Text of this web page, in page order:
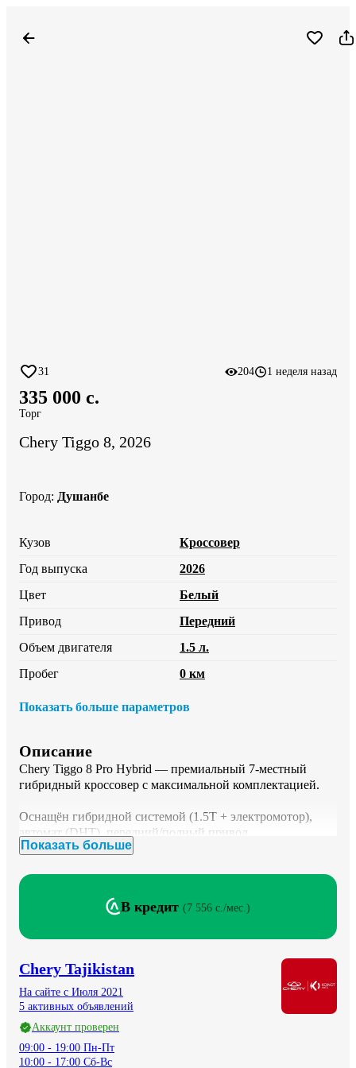
31 204 1 неделя назад
335 000 c.
Торг
Chery Tiggo 8, 2026
Город: Душанбе
Кузов
Кроссовер
Год выпуска
2026
Цвет
Белый
Привод
Передний
Объем двигателя
1.5 л.
Пробег
0 км
Показать больше параметров
Описание
Chery Tiggo 8 Pro Hybrid — премиальный 7-местный
гибридный кроссовер с максимальной комплектацией.
Оснащён гибридной системой (1.5T + электромотор),
автомат (DHT), передний/полный привод.
Мощность до ~500 л.с., разгон до 100 км/ч ~6.8 сек,
🔋 Запас хода до 1200 км, электрический режим до ~90–
95 км — экономия топлива и комфорт езды.  ￼
Максимальная комплектация включает:
— Большой 15.6” сенсорный экран + цифровая панель
— Камера 360° / 540° (прозрачное шасси)
— Кожаный салон, 7 мест
— Премиальная аудиосистема (12 динамиков)
— Head-Up Display
Показать больше
В кредит (7 556 c./мес. )
Chery Tajikistan
На сайте с Июля 2021
5 активных объявлений
Аккаунт проверен
09:00 - 19:00 Пн-Пт
10:00 - 17:00 Сб-Вс